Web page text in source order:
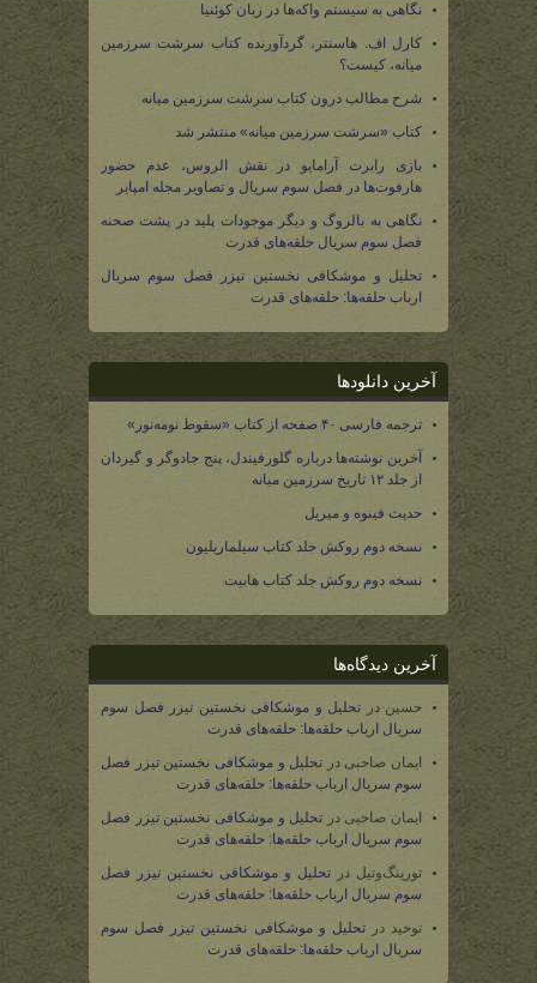
نگاهی به سیستم واکه‌ها در زبان کوئنیا
کارل اف. هاستتر، گردآورنده کتاب سرشت سرزمین
میانه، کیست؟
شرح مطالب درون کتاب سرشت سرزمین میانه
کتاب «سرشت سرزمین میانه» منتشر شد
بازی رابرت آرامایو در نقش الروس، عدم حضور
هارفوت‌ها در فصل سوم سریال و تصاویر مجله امپایر
نگاهی به بالروگ و دیگر موجودات پلید در پشت صحنه
فصل سوم سریال حلقه‌های قدرت
تحلیل و موشکافی نخستین تیزر فصل سوم سریال
ارباب حلقه‌ها: حلقه‌های قدرت
آخرین دانلودها
ترجمه فارسی ۴۰ صفحه از کتاب «سقوط نومه‌نور»
آخرین نوشته‌ها درباره گلورفیندل، پنج جادوگر و گیردان
از جلد ۱۲ تاریخ سرزمین میانه
حدیث فینوه و میریل
نسخه دوم روکش جلد کتاب سیلماریلیون
نسخه دوم روکش جلد کتاب هابیت
آخرین دیدگاه‌ها
حسین در تحلیل و موشکافی نخستین تیزر فصل سوم
سریال ارباب حلقه‌ها: حلقه‌های قدرت
ایمان صاحبی در تحلیل و موشکافی نخستین تیزر فصل
سوم سریال ارباب حلقه‌ها: حلقه‌های قدرت
ایمان صاحبی در تحلیل و موشکافی نخستین تیزر فصل
سوم سریال ارباب حلقه‌ها: حلقه‌های قدرت
تورینگ‌وتیل در تحلیل و موشکافی نخستین تیزر فصل
سوم سریال ارباب حلقه‌ها: حلقه‌های قدرت
توحید درتحلیل و موشکافی نخستین تیزر فصل سوم
سریال ارباب حلقه‌ها: حلقه‌های قدرت